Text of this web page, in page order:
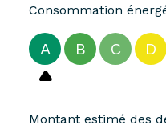
Consommation
A B C D
Montant estimé des